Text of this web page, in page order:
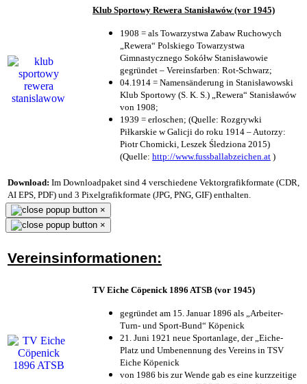
Klub Sportowy Rewera Stanisławów (vor 1945)
1908 = als Towarzystwa Zabaw Ruchowych
„Rewera“ Polskiego Towarzystwa
Gimnastycznego Sokółw Stanisławowie
gegründet – Vereinsfarben: Rot-Schwarz;
04.1914 = Namensänderung in Stanisławowski
Klub Sportowy (S. K. S.) „Rewera“ Stanisławów
von 1908;
1939 = erloschen; (Quelle: Rozgrywki
Piłkarskie w Galicji do roku 1914 – Autorzy:
Piotr Chomicki, Leszek Śledziona 2015)
(Quelle: http://www.fussballabzeichen.at )
Download: Im Downloadpaket sind 4 verschiedene Vektorgrafikformate (CDR,
AI EPS, PDF) und 3 Pixelgrafikformate (JPG, PNG, GIF) enthalten.
×
×
Vereinsinformationen:
TV Eiche Cöpenick 1896 ATSB (vor 1945)
gegründet am 15. Januar 1896 als „Arbeiter-
Turn- und Sport-Bund“ Köpenick
21. Juni 1921 neue Sportanlage, der „Eiche-
Platz und Umbenennung des Vereins in TSV
Eiche Köpenick
von 1986 bis zur Wende gab es eine kurzzeitige